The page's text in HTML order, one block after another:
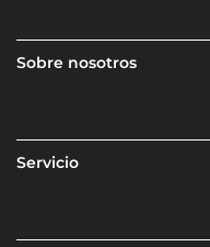
Sobre nosotros
Servicio